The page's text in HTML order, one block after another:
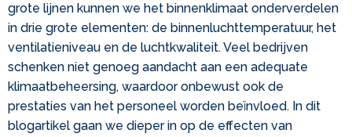
grote lijnen kunnen we het binnenklimaat onderverdelen
in drie grote elementen: de binnenluchttemperatuur, het
ventilatieniveau en de luchtkwaliteit. Veel bedrijven
schenken niet genoeg aandacht aan een adequate
klimaatbeheersing, waardoor onbewust ook de
prestaties van het personeel worden beïnvloed. In dit
blogartikel gaan we dieper in op de effecten van